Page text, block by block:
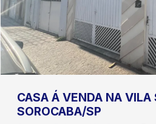
CASA Á VENDA NA VILA
SOROCABA/SP